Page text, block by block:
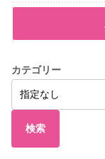
カテゴリー
検索